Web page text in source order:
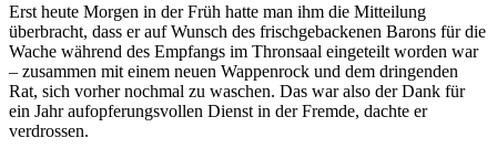
Erst heute Morgen in der Früh hatte man ihm die Mitteilung
überbracht, dass er auf Wunsch des frischgebackenen Barons für die
Wache während des Empfangs im Thronsaal eingeteilt worden war
– zusammen mit einem neuen Wappenrock und dem dringenden
Rat, sich vorher nochmal zu waschen. Das war also der Dank für
ein Jahr aufopferungsvollen Dienst in der Fremde, dachte er
verdrossen.